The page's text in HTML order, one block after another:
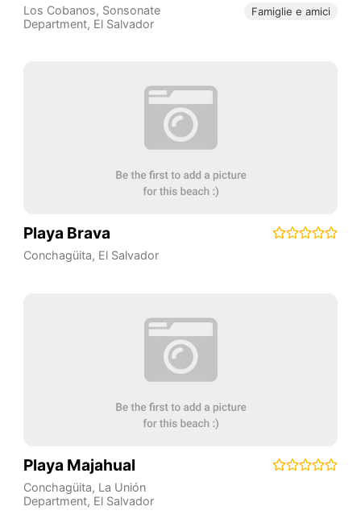
Los Cobanos, Sonsonate
Department, El Salvador
Famiglie e amici
Playa Brava
Conchagüita, El Salvador
Playa Majahual
Conchagüita, La Unión
Department, El Salvador